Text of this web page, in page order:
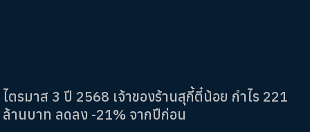
ไตรมาส 3 ปี 2568 เจ้าของร้านสุกี้ตี๋น้อย กำไร 221
ล้านบาท ลดลง -21% จากปีก่อน